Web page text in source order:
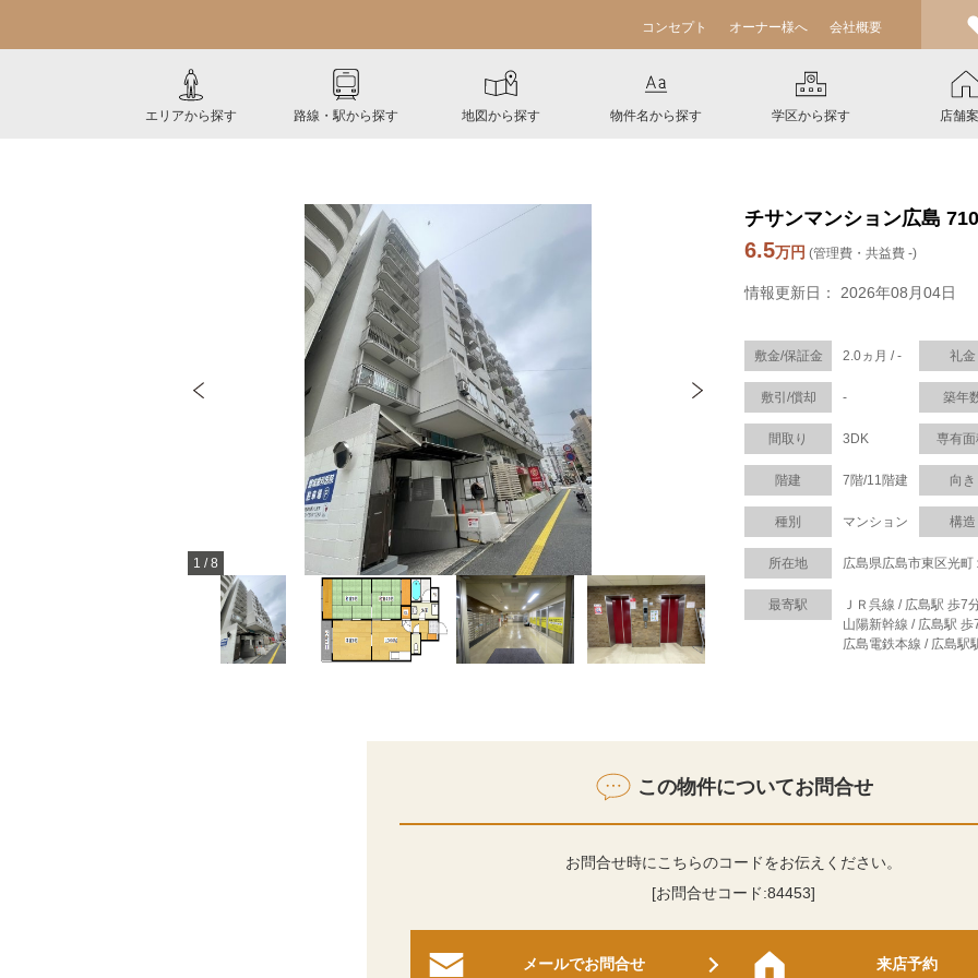
コンセプト オーナー様へ 会社概要
エリアから探す 路線・駅から探す 地図から探す 物件名から探す 学区から探す 店舗
1 /8
チサンマンション広島 710
6.5万円 (管理費・共益費 -)
情報更新日： 2026年08月04日
敷金/保証金 2.0ヵ月 / - 礼金
敷引/償却 - 築年
間取り 3DK 専有
階建 7階/11階建 向き
種別 マンション 構造
所在地 広島県広島市東区光町
最寄駅
ＪＲ呉線 / 広島駅 歩7
山陽新幹線 / 広島駅 歩
広島電鉄本線 / 広島駅
この物件についてお問合せ
お問合せ時にこちらのコードをお伝えください。
[お問合せコード:84453]
メールでお問合せ 来店予約